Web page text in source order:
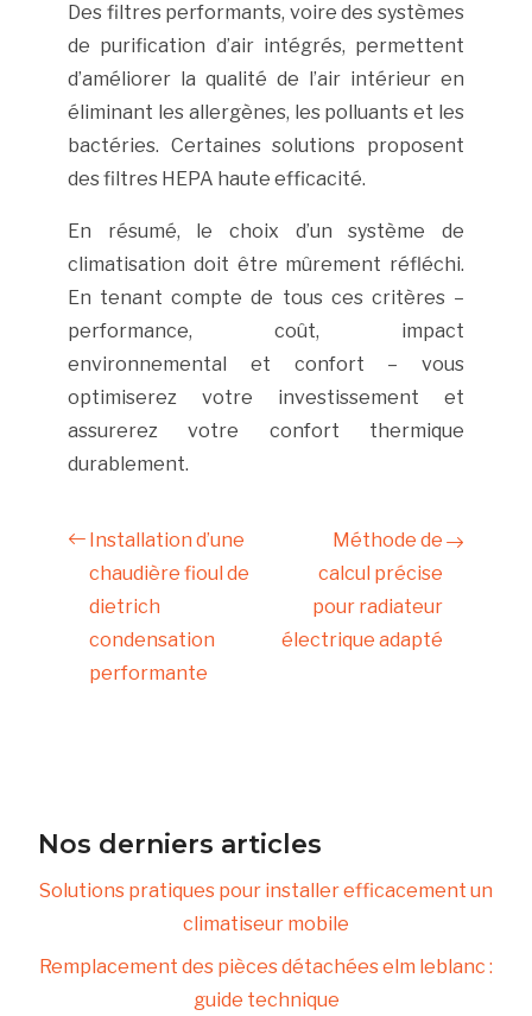
Des filtres performants, voire des systèmes
de purification d’air intégrés, permettent
d’améliorer la qualité de l’air intérieur en
éliminant les allergènes, les polluants et les
bactéries. Certaines solutions proposent
des filtres HEPA haute efficacité.
En résumé, le choix d’un système de
climatisation doit être mûrement réfléchi.
En tenant compte de tous ces critères –
performance, coût, impact
environnemental et confort – vous
optimiserez votre investissement et
assurerez votre confort thermique
durablement.
Installation d’une
chaudière fioul de
dietrich
condensation
performante
Méthode de
calcul précise
pour radiateur
électrique adapté
Nos derniers articles
Solutions pratiques pour installer efficacement un
climatiseur mobile
Remplacement des pièces détachées elm leblanc :
guide technique